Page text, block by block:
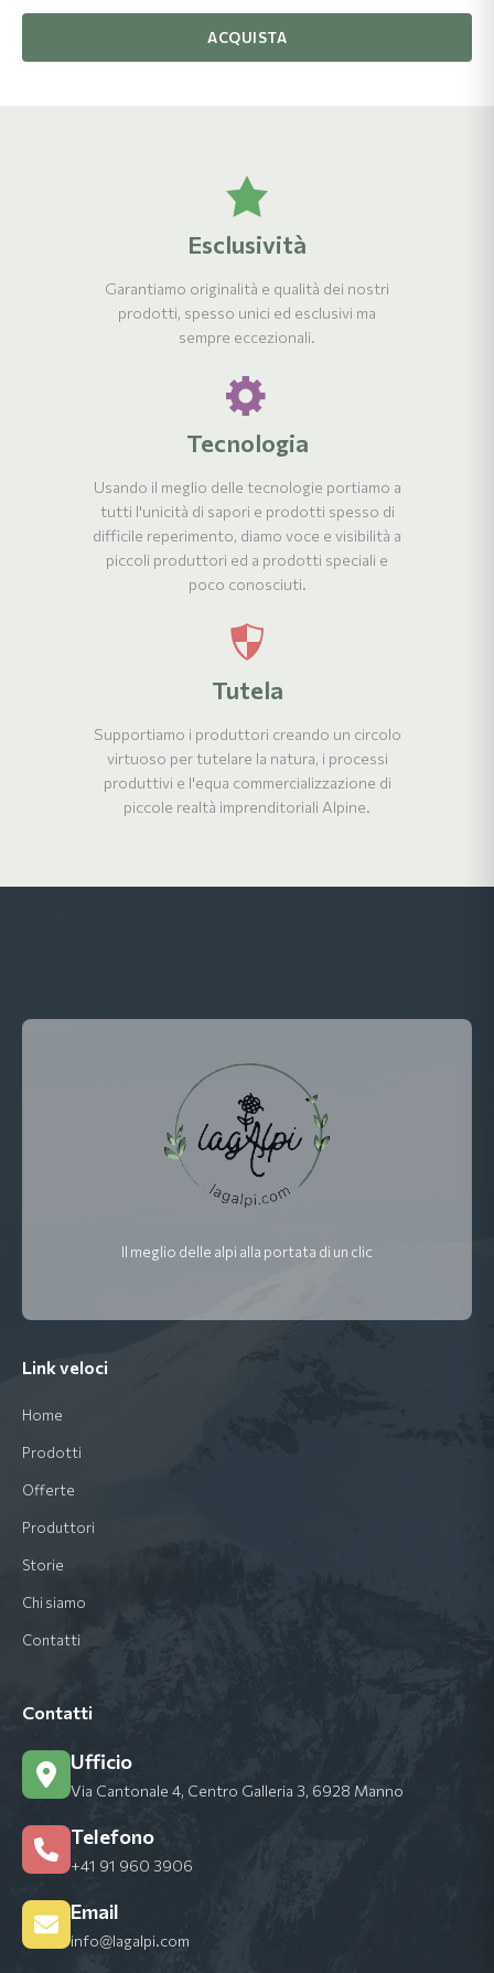
ACQUISTA
Esclusività
Garantiamo originalità e qualità dei nostri
prodotti, spesso unici ed esclusivi ma
sempre eccezionali.
Tecnologia
Usando il meglio delle tecnologie portiamo a
tutti l'unicità di sapori e prodotti spesso di
difficile reperimento, diamo voce e visibilità a
piccoli produttori ed a prodotti speciali e
poco conosciuti.
Tutela
Supportiamo i produttori creando un circolo
virtuoso per tutelare la natura, i processi
produttivi e l'equa commercializzazione di
piccole realtà imprenditoriali Alpine.
Il meglio delle alpi alla portata di un clic
Link veloci
Home
Prodotti
Offerte
Produttori
Storie
Chi siamo
Contatti
Contatti
Ufficio
Via Cantonale 4, Centro Galleria 3, 6928 Manno
Telefono
+41 91 960 3906
Email
info@lagalpi.com